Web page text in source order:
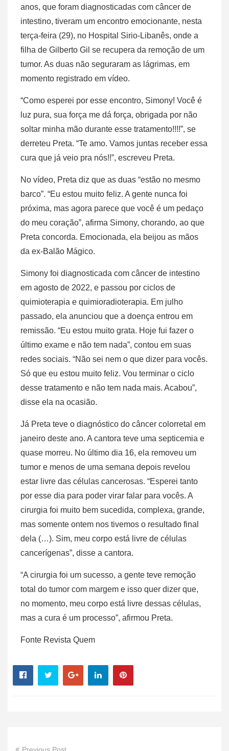
anos, que foram diagnosticadas com câncer de
intestino, tiveram um encontro emocionante, nesta
terça-feira (29), no Hospital Sirio-Libanês, onde a
filha de Gilberto Gil se recupera da remoção de um
tumor. As duas não seguraram as lágrimas, em
momento registrado em vídeo.
“Como esperei por esse encontro, Simony! Você é
luz pura, sua força me dá força, obrigada por não
soltar minha mão durante esse tratamento!!!!”, se
derreteu Preta. “Te amo. Vamos juntas receber essa
cura que já veio pra nós!!”, escreveu Preta.
No vídeo, Preta diz que as duas “estão no mesmo
barco”. “Eu estou muito feliz. A gente nunca foi
próxima, mas agora parece que você é um pedaço
do meu coração”, afirma Simony, chorando, ao que
Preta concorda. Emocionada, ela beijou as mãos
da ex-Balão Mágico.
Simony foi diagnosticada com câncer de intestino
em agosto de 2022, e passou por ciclos de
quimioterapia e quimioradioterapia. Em julho
passado, ela anunciou que a doença entrou em
remissão. “Eu estou muito grata. Hoje fui fazer o
último exame e não tem nada”, contou em suas
redes sociais. “Não sei nem o que dizer para vocês.
Só que eu estou muito feliz. Vou terminar o ciclo
desse tratamento e não tem nada mais. Acabou”,
disse ela na ocasião.
Já Preta teve o diagnóstico do câncer colorretal em
janeiro deste ano. A cantora teve uma septicemia e
quase morreu. No último dia 16, ela removeu um
tumor e menos de uma semana depois revelou
estar livre das células cancerosas. “Esperei tanto
por esse dia para poder virar falar para vocês. A
cirurgia foi muito bem sucedida, complexa, grande,
mas somente ontem nos tivemos o resultado final
dela (…). Sim, meu corpo está livre de células
cancerígenas”, disse a cantora.
“A cirurgia foi um sucesso, a gente teve remoção
total do tumor com margem e isso quer dizer que,
no momento, meu corpo está livre dessas células,
mas a cura é um processo”, afirmou Preta.
Fonte Revista Quem